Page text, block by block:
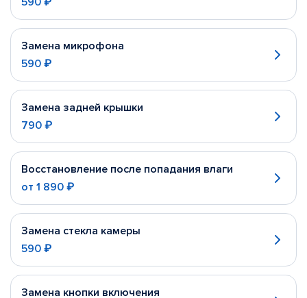
Замена микрофона
590 ₽
Замена задней крышки
790 ₽
Восстановление после попадания влаги
от 1 890 ₽
Замена стекла камеры
590 ₽
Замена кнопки включения